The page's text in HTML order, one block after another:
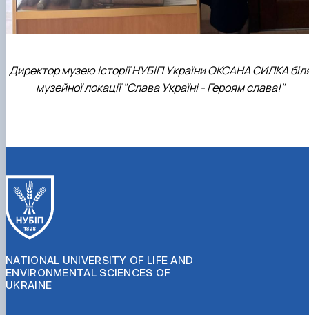
Директор музею історії НУБіП України ОКСАНА СИЛКА
музейної локації "Слава Україні - Героям слава!"
NATIONAL UNIVERSITY OF LIFE AND
ENVIRONMENTAL SCIENCES OF
UKRAINE